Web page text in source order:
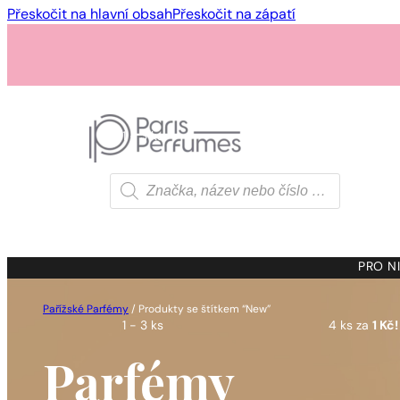
Přeskočit na hlavní obsahPřeskočit na zápatí
1 - 3 ks
1 - 3 ks 4 ks za1 Kč!
Products
search
PRO NI
Pařížské Parfémy / Produkty se štítkem “New”
Parfémy